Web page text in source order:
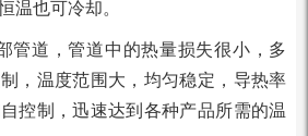
温也可冷却。
管道，管道中的热量损失很小，多
，温度范围大，均匀稳定，导热率
控制，迅速达到各种产品所需的温